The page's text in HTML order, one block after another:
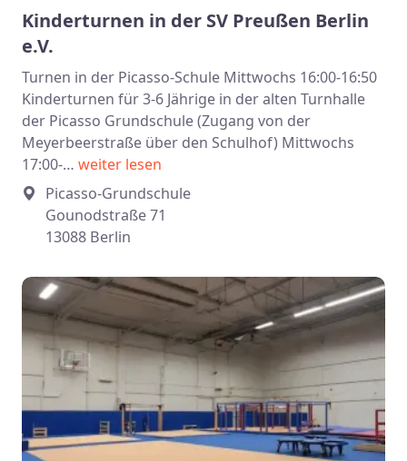
Kinderturnen in der SV Preußen Berlin
e.V.
Turnen in der Picasso-Schule Mittwochs 16:00-16:50
Kinderturnen für 3-6 Jährige in der alten Turnhalle
der Picasso Grundschule (Zugang von der
Meyerbeerstraße über den Schulhof) Mittwochs
17:00-… weiter lesen
Picasso-Grundschule
Gounodstraße 71
13088 Berlin